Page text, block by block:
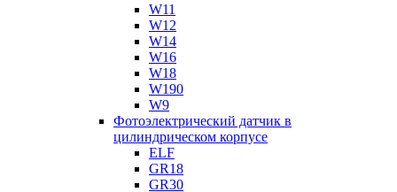
W11
W12
W14
W16
W18
W190
W9
Фотоэлектрический датчик в
цилиндрическом корпусе
ELF
GR18
GR30